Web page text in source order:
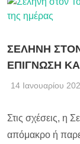
ΣΕΛΗΝΗ
ΕΠΙΓΝΩΣΗ
14 Ιανουαρίου
Στις σχέσεις, η
απόμακρο ή